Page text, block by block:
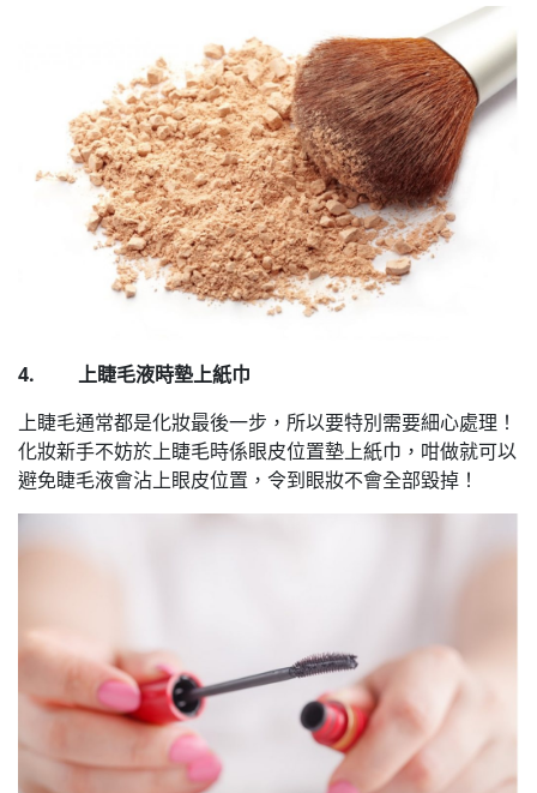
4. 上睫毛液時墊上紙巾
上睫毛通常都是化妝最後一步，所以要特別需要細心處理！
化妝新手不妨於上睫毛時係眼皮位置墊上紙巾，咁做就可以
避免睫毛液會沾上眼皮位置，令到眼妝不會全部毀掉！